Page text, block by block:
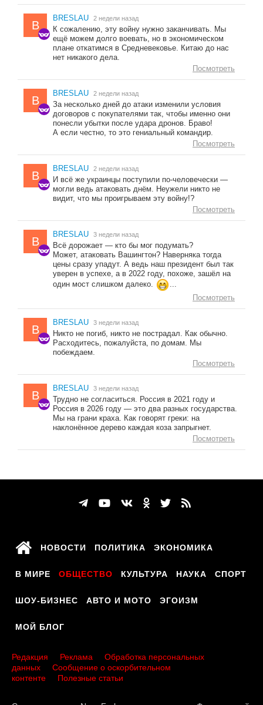
B
BRESLAU 2 недели назад
К сожалению, эту войну нужно заканчивать. Мы
ещё можем долго воевать, но в экономическом
плане откатимся в Средневековье. Китаю до нас
нет никакого дела.
Посмотреть
B
BRESLAU 2 недели назад
За несколько дней до атаки изменили условия
договоров с покупателями так, чтобы именно они
понесли убытки после удара дронов. Браво!
А если честно, то это гениальный командир.
Посмотреть
B
BRESLAU 2 недели назад
И всё же украинцы поступили по-человечески —
могли ведь атаковать днём. Неужели никто не
видит, что мы проигрываем эту войну!?
Посмотреть
B
BRESLAU 3 недели назад
Всё дорожает — кто бы мог подумать?
Может, атаковать Вашингтон? Наверняка тогда
цены сразу упадут. А ведь наш президент был так
уверен в успехе, а в 2022 году, похоже, зашёл на
один мост слишком далеко.
...
Посмотреть
B
BRESLAU 3 недели назад
Никто не погиб, никто не пострадал. Как обычно.
Расходитесь, пожалуйста, по домам. Мы
побеждаем.
Посмотреть
B
BRESLAU 3 недели назад
Трудно не согласиться. Россия в 2021 году и
Россия в 2026 году — это два разных государства.
Мы на грани краха. Как говорят греки: на
наклонённое дерево каждая коза запрыгнет.
Посмотреть
НОВОСТИ ПОЛИТИКА ЭКОНОМИКА
В МИРЕ ОБЩЕСТВО КУЛЬТУРА НАУКА СПОРТ
ШОУ-БИЗНЕС АВТО И МОТО ЭГОИЗМ
МОЙ БЛОГ
Редакция Реклама
Обработка персональных
данных
Сообщение о оскорбительном
контенте
Полезные статьи